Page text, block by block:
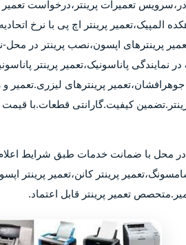
در،سرویس تعمیرات پرینتر،درخواست
المپیک،تعمیر پرینتر اچ پی با نرخ
پرینترهای اپسون،نصب پرینتر در محل-
نمایندگی پاناسونیک،تعمیر پرینتر
جوهرافشان،تعمیر پرینترهای
کیفیت.گارانتی قطعات.با
در محل با ضمانت خدمات طبق شرایط
پرینتر کانن،تعمیر پرینتر
تعمیر پرینتر قابل اعتماد.